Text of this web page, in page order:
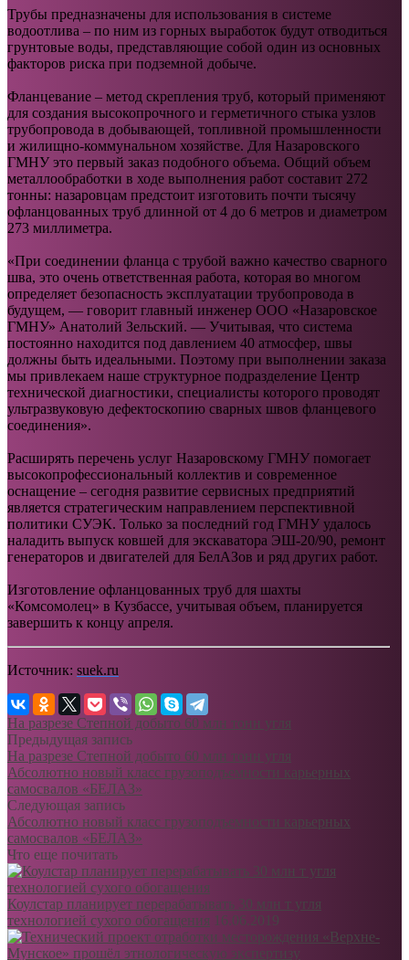
Трубы предназначены для использования в системе
водоотлива – по ним из горных выработок будут отводиться
грунтовые воды, представляющие собой один из основных
факторов риска при подземной добыче.
Фланцевание – метод скрепления труб, который применяют
для создания высокопрочного и герметичного стыка узлов
трубопровода в добывающей, топливной промышленности
и жилищно-коммунальном хозяйстве. Для Назаровского
ГМНУ это первый заказ подобного объема. Общий объем
металлообработки в ходе выполнения работ составит 272
тонны: назаровцам предстоит изготовить почти тысячу
офланцованных труб длинной от 4 до 6 метров и диаметром
273 миллиметра.
«При соединении фланца с трубой важно качество сварного
шва, это очень ответственная работа, которая во многом
определяет безопасность эксплуатации трубопровода в
будущем, — говорит главный инженер ООО «Назаровское
ГМНУ» Анатолий Зельский. — Учитывая, что система
постоянно находится под давлением 40 атмосфер, швы
должны быть идеальными. Поэтому при выполнении заказа
мы привлекаем наше структурное подразделение Центр
технической диагностики, специалисты которого проводят
ультразвуковую дефектоскопию сварных швов фланцевого
соединения».
Расширять перечень услуг Назаровскому ГМНУ помогает
высокопрофессиональный коллектив и современное
оснащение – сегодня развитие сервисных предприятий
является стратегическим направлением перспективной
политики СУЭК. Только за последний год ГМНУ удалось
наладить выпуск ковшей для экскаватора ЭШ-20/90, ремонт
генераторов и двигателей для БелАЗов и ряд других работ.
Изготовление офланцованных труб для шахты
«Комсомолец» в Кузбассе, учитывая объем, планируется
завершить к концу апреля.
Источник: suek.ru
На разрезе Степной добыто 60 млн тонн угля
Предыдущая запись
На разрезе Степной добыто 60 млн тонн угля
Абсолютно новый класс грузоподъемности карьерных
самосвалов «БЕЛАЗ»
Следующая запись
Абсолютно новый класс грузоподъемности карьерных
самосвалов «БЕЛАЗ»
Что еще почитать
Коулстар планирует перерабатывать 30 млн т угля
технологией сухого обогащения 16.06.2019